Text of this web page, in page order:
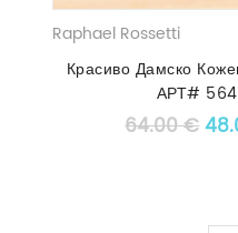
Raphael Rossetti
Красиво Дамско
АРТ#
64.00€